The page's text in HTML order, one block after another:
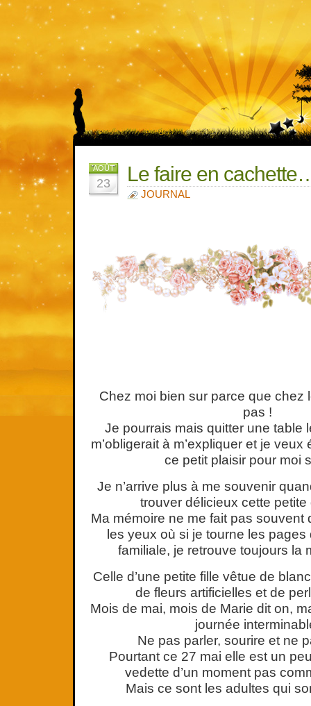
AOÛT
23 Le faire en
JOURNAL
Chez moi bien sur parce que chez
pas !
Je pourrais mais quitter une table
m’obligerait à m’expliquer et je
ce petit plaisir pour moi
Je n’arrive plus à me souvenir
trouver délicieux cette petite
Ma mémoire ne me fait pas souvent
les yeux où si je tourne les pages
familiale, je retrouve toujours la
Celle d’une petite fille vêtue de
de fleurs artificielles et de
Mois de mai, mois de Marie dit on,
journée
Ne pas parler, sourire et ne
Pourtant ce 27 mai elle est un
vedette d’un moment pas
Mais ce sont les adultes qui